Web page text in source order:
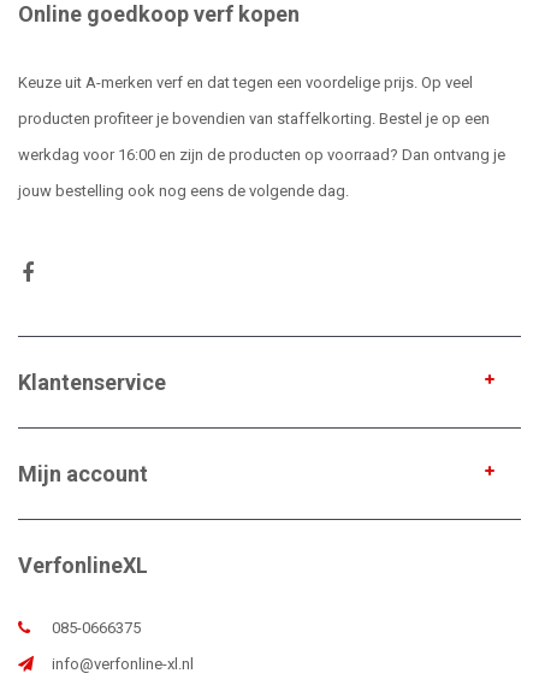
Online goedkoop verf kopen
Keuze uit A-merken verf en dat tegen een voordelige prijs. Op veel
producten profiteer je bovendien van staffelkorting. Bestel je op een
werkdag voor 16:00 en zijn de producten op voorraad? Dan ontvang je
jouw bestelling ook nog eens de volgende dag.
Klantenservice
Mijn account
VerfonlineXL
085-0666375
info@verfonline-xl.nl